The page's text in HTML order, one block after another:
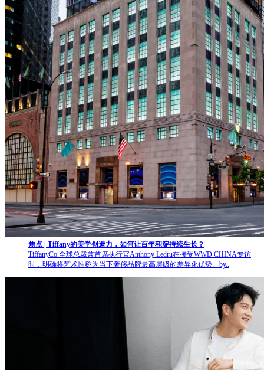
焦点 | Tiffany的美学创造力，如何让百年积淀持续生长？
TiffanyCo.全球总裁兼首席执行官Anthony Ledru在接受WWD CHINA专访
时，明确将艺术性称为当下奢侈品牌最高层级的差异化优势。by..